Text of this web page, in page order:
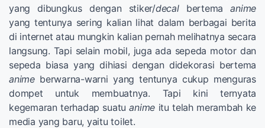
yang dibungkus dengan stiker/decalbertemaanime
yang tentunya sering kalian lihat dalam berbagai berita
di internet atau mungkin kalian pernah melihatnya secara
langsung. Tapi selain mobil, juga ada sepeda motor dan
sepeda biasa yang dihiasi dengan didekorasi bertema
animeberwarna-warni yang tentunya cukup menguras
dompet untuk membuatnya. Tapi kini ternyata
kegemaran terhadap suatuanime itu telah merambah ke
media yang baru, yaitu toilet.